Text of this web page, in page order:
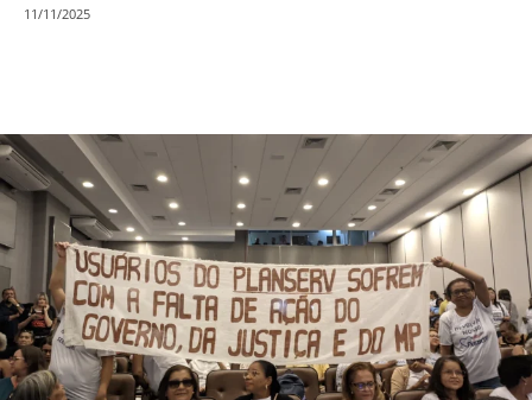
11/11/2025